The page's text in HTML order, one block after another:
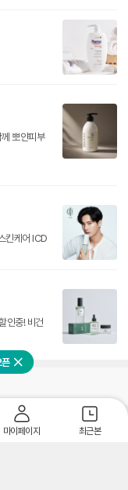
픈 닫기
마이페이지 최근본
뽀얀피부
킨케어 ICD
인중! 비건